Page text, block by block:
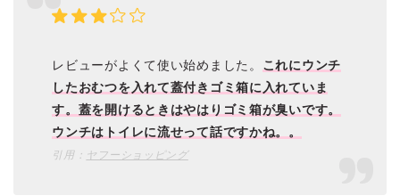
レビューがよくて使い始めました。 これにウンチ
したおむつを入れて蓋付きゴミ箱に入れていま
す。蓋を開けるときはやはりゴミ箱が臭いです。
ウンチはトイレに流せって話ですかね。。
引用： ヤフーショッピング